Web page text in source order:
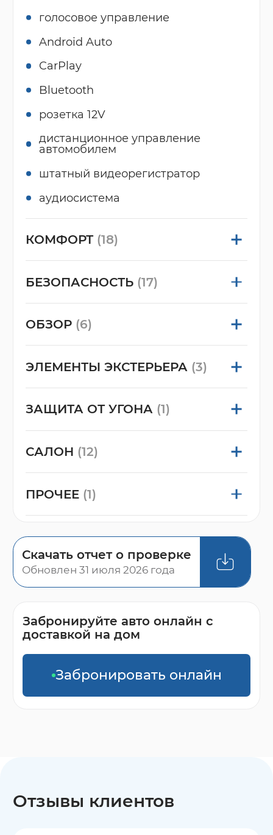
голосовое управление
Android Auto
CarPlay
Bluetooth
розетка 12V
дистанционное управление
автомобилем
штатный видеорегистратор
аудиосистема
КОМФОРТ (18)
БЕЗОПАСНОСТЬ (17)
ОБЗОР (6)
ЭЛЕМЕНТЫ ЭКСТЕРЬЕРА (3)
ЗАЩИТА ОТ УГОНА (1)
САЛОН (12)
ПРОЧЕЕ (1)
Скачать отчет о проверке
Обновлен 31 июля 2026 года
Забронируйте авто онлайн с
доставкой на дом
Забронировать онлайн
Отзывы клиентов